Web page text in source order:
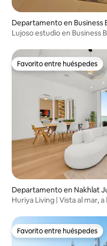
Departamento en Business
Lujoso estudio en Business
Favorito entre huéspedes
Favorito entre huéspedes
Departamento en Nakhlat
Huriya Living | Vista al mar,
Favorito entre huéspedes
Favorito entre huéspedes